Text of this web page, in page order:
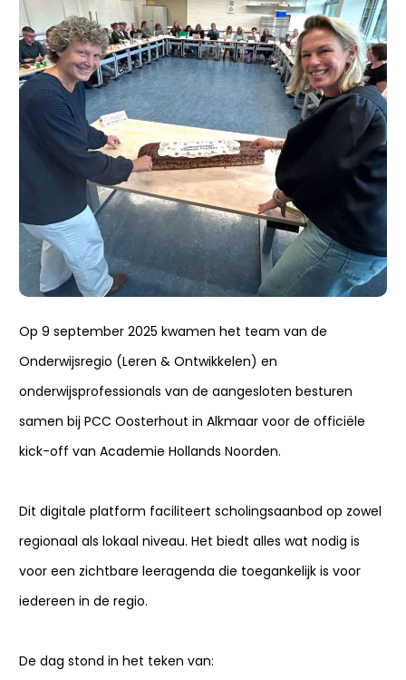
Op 9 september 2025 kwamen het team van de
Onderwijsregio (Leren & Ontwikkelen) en
onderwijsprofessionals van de aangesloten besturen
samen bij PCC Oosterhout in Alkmaar voor de officiële
kick-off van Academie Hollands Noorden.
Dit digitale platform faciliteert scholingsaanbod op zowel
regionaal als lokaal niveau. Het biedt alles wat nodig is
voor een zichtbare leeragenda die toegankelijk is voor
iedereen in de regio.
De dag stond in het teken van: